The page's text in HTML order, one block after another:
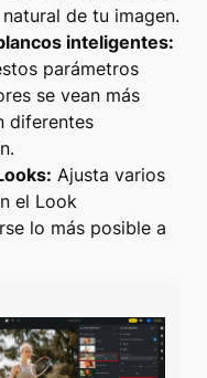
de tu imagen.
inteligentes:
parámetros
se vean más
diferentes
Ajusta varios
el Look
lo más posible a